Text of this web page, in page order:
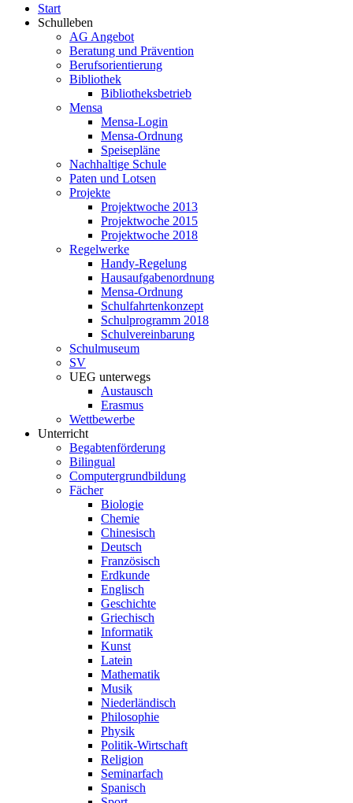
Start
Schulleben
AG Angebot
Beratung und Prävention
Berufsorientierung
Bibliothek
Bibliotheksbetrieb
Mensa
Mensa-Login
Mensa-Ordnung
Speisepläne
Nachhaltige Schule
Paten und Lotsen
Projekte
Projektwoche 2013
Projektwoche 2015
Projektwoche 2018
Regelwerke
Handy-Regelung
Hausaufgabenordnung
Mensa-Ordnung
Schulfahrtenkonzept
Schulprogramm 2018
Schulvereinbarung
Schulmuseum
SV
UEG unterwegs
Austausch
Erasmus
Wettbewerbe
Unterricht
Begabtenförderung
Bilingual
Computergrundbildung
Fächer
Biologie
Chemie
Chinesisch
Deutsch
Französisch
Erdkunde
Englisch
Geschichte
Griechisch
Informatik
Kunst
Latein
Mathematik
Musik
Niederländisch
Philosophie
Physik
Politik-Wirtschaft
Religion
Seminarfach
Spanisch